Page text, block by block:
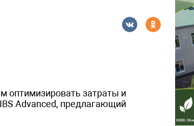
оптимизировать затраты и
Advanced, предлагающий